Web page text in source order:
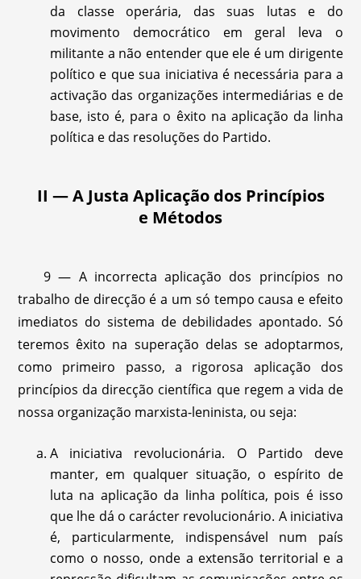
da classe operária, das suas lutas e do
movimento democrático em geral leva o
militante a não entender que ele é um dirigente
político e que sua iniciativa é necessária para a
activação das organizações intermediárias e de
base, isto é, para o êxito na aplicação da linha
política e das resoluções do Partido.
II — A Justa Aplicação dos Princípios
e Métodos
9 — A incorrecta aplicação dos princípios no
trabalho de direcção é a um só tempo causa e efeito
imediatos do sistema de debilidades apontado. Só
teremos êxito na superação delas se adoptarmos,
como primeiro passo, a rigorosa aplicação dos
princípios da direcção científica que regem a vida de
nossa organização marxista-leninista, ou seja:
A iniciativa revolucionária. O Partido deve
manter, em qualquer situação, o espírito de
luta na aplicação da linha política, pois é isso
que lhe dá o carácter revolucionário. A iniciativa
é, particularmente, indispensável num país
como o nosso, onde a extensão territorial e a